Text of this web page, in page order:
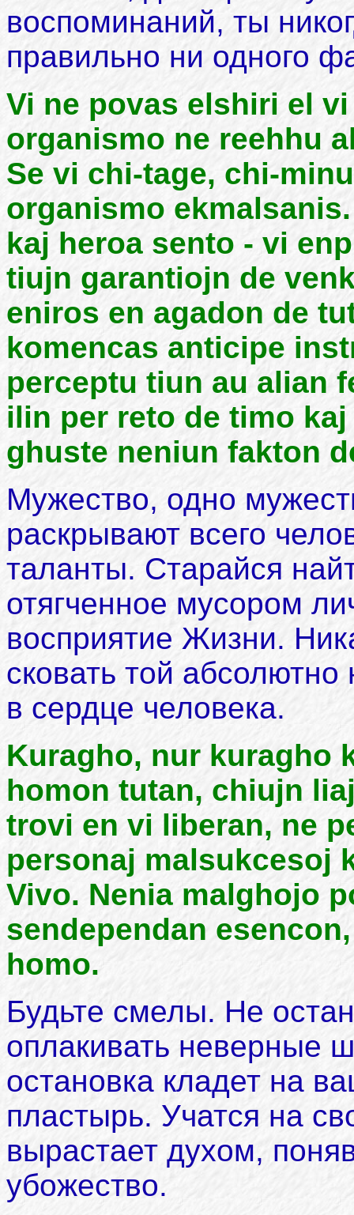
воспоминаний, ты
правильно ни одного
Vi ne povas elshiri el
organismo ne reehhu
Se vi chi-tage, chi-
organismo
kaj heroa sento - vi
tiujn garantiojn de
eniros en agadon de
komencas anticipe
perceptu tiun au alian
ilin per reto de timo
ghuste neniun fakton
Мужество, одно
раскрывают всего
таланты. Старайся
отягченное мусором
восприятие Жизни.
сковать той
в сердце человека.
Kuragho, nur kuragho
homon tutan, chiujn
trovi en vi liberan, ne
personaj malsukcesoj
Vivo. Nenia malghojo
sendependan
homo.
Будьте смелы. Не
оплакивать неверные
остановка кладет на
пластырь. Учатся на
вырастает духом,
убожество.